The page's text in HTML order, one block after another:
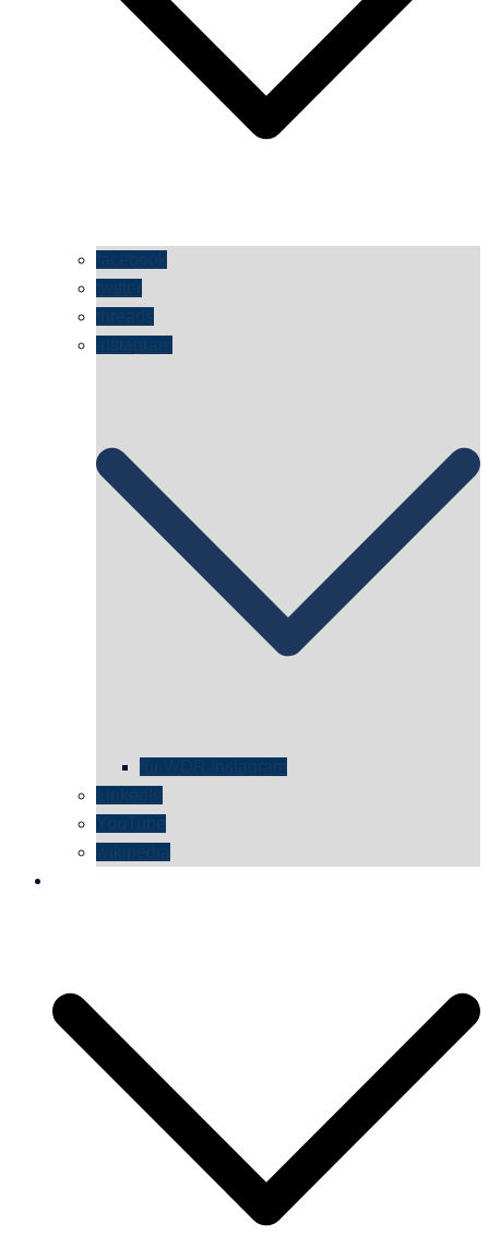
facebook
twitter
threads
instagram
für WDR Instagram
LinkedIn
YouTube
wikipedia